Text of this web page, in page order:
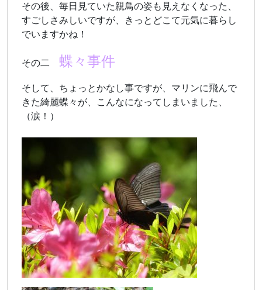
その後、毎日見ていた親鳥の姿も見えなくなった、
すごしさみしいですが、きっとどこて元気に暮らし
でいますかね！
その二 蝶々事件
そして、ちょっとかなし事ですが、マリンに飛んで
きた綺麗蝶々が、こんなになってしまいました、
（涙！）